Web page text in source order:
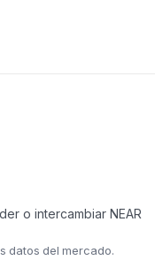
o intercambiar NEAR
datos del mercado.